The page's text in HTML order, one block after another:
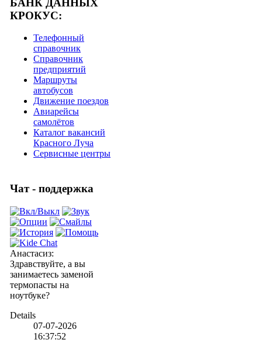
КРОКУС:
Телефонный
справочник
Справочник
предприятий
Маршруты
автобусов
Движение поездов
Авиарейсы
самолётов
Каталог вакансий
Красного Луча
Сервисные центры
Чат - поддержка
Анастасиз:
Здравствуйте, а вы
занимаетесь заменой
термопасты на
ноутбуке?
Details
07-07-2026
16:37:52